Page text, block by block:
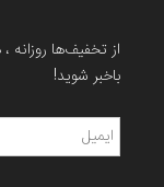
از تخفیف‌ها
باخبر شوید!